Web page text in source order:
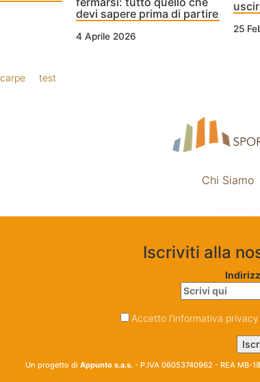
devi sapere prima di partire
4 Aprile 2026
25
test
Chi Siamo
Iscriviti alla
Accetto l'informativa
Un progetto di Appunto s.a.s. - P.IVA 06053740962 - REA MB-